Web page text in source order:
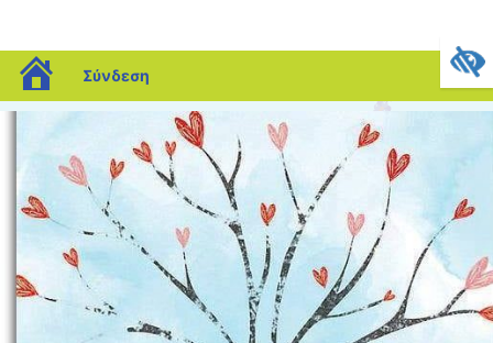
blogs.sch.gr
Σύνδεση